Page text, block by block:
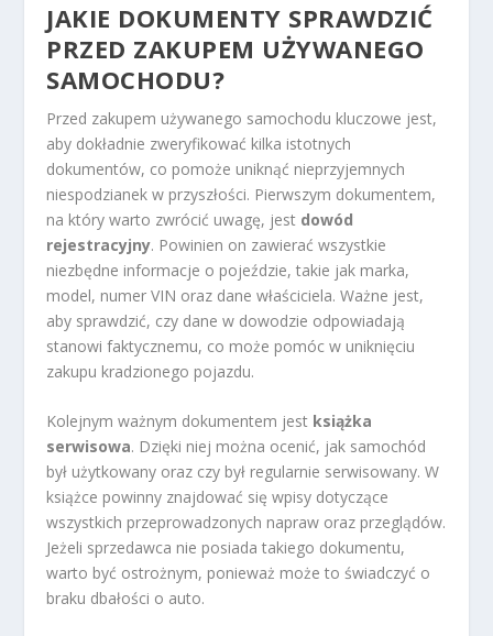
JAKIE DOKUMENTY SPRAWDZIĆ
PRZED ZAKUPEM UŻYWANEGO
SAMOCHODU?
Przed zakupem używanego samochodu kluczowe jest,
aby dokładnie zweryfikować kilka istotnych
dokumentów, co pomoże uniknąć nieprzyjemnych
niespodzianek w przyszłości. Pierwszym dokumentem,
na który warto zwrócić uwagę, jest dowód
rejestracyjny. Powinien on zawierać wszystkie
niezbędne informacje o pojeździe, takie jak marka,
model, numer VIN oraz dane właściciela. Ważne jest,
aby sprawdzić, czy dane w dowodzie odpowiadają
stanowi faktycznemu, co może pomóc w uniknięciu
zakupu kradzionego pojazdu.
Kolejnym ważnym dokumentem jest książka
serwisowa. Dzięki niej można ocenić, jak samochód
był użytkowany oraz czy był regularnie serwisowany. W
książce powinny znajdować się wpisy dotyczące
wszystkich przeprowadzonych napraw oraz przeglądów.
Jeżeli sprzedawca nie posiada takiego dokumentu,
warto być ostrożnym, ponieważ może to świadczyć o
braku dbałości o auto.